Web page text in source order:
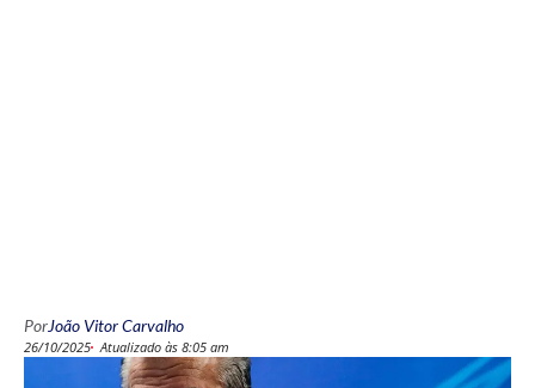
PorJoão Vitor Carvalho
26/10/2025 Atualizado às 8:05 am